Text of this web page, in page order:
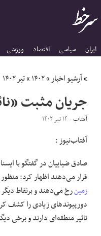
ایران سیاسی اقتصاد ورزشی
»آرشیو اخبار»۱۴۰۲»تیر ۱۴۰۲
جریان مثبت
آفتاب- ۱۴ تیر ۱۴۰۲
آفتاب‌‌نیوز :
صادق ضیاییان در گفتگو با
قرار می‌دهند اظهار کرد:
زمینرخ می‌دهند و برنقاط دیگر
تاثیر منطقه‌ای دارند و برخی